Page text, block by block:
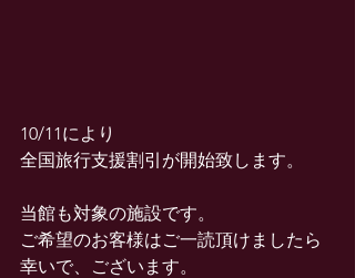
10/11により
全国旅行支援割引が開始致します。
当館も対象の施設です。
ご希望のお客様はご一読頂けましたら
幸いで、ございます。